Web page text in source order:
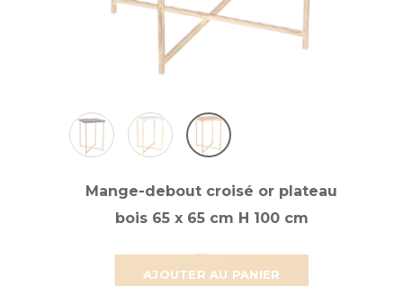
AJOUTER AU PANIER
Mange-debout croisé or plateau
bois 65 x 65 cm H 100 cm
47,251 € 39,376 €